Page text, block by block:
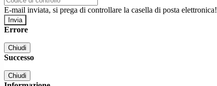
E-mail inviata, si prega di controllare la casella di posta elettronica!
Errore
Chiudi
Successo
Chiudi